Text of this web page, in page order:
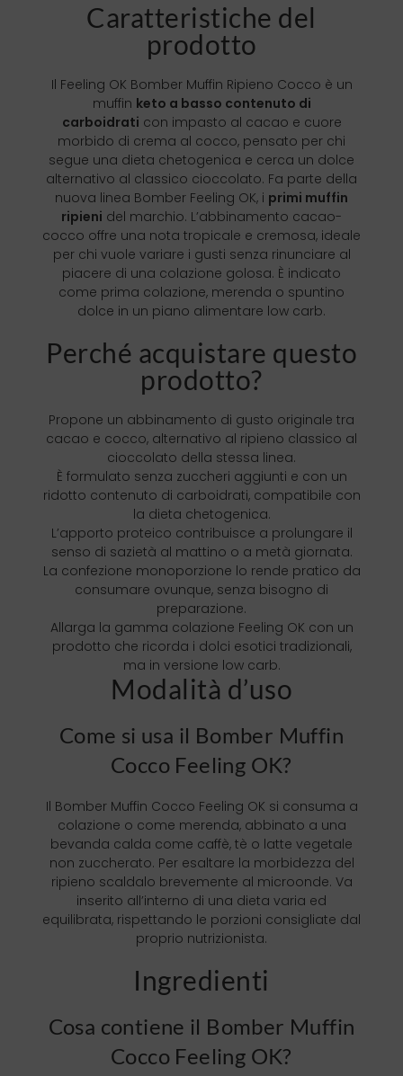
Caratteristiche del
prodotto
Il Feeling OK Bomber Muffin Ripieno Cocco è un
muffin keto a basso contenuto di
carboidrati con impasto al cacao e cuore
morbido di crema al cocco, pensato per chi
segue una dieta chetogenica e cerca un dolce
alternativo al classico cioccolato. Fa parte della
nuova linea Bomber Feeling OK, i primi muffin
ripieni del marchio. L’abbinamento cacao-
cocco offre una nota tropicale e cremosa, ideale
per chi vuole variare i gusti senza rinunciare al
piacere di una colazione golosa. È indicato
come prima colazione, merenda o spuntino
dolce in un piano alimentare low carb.
Perché acquistare questo
prodotto?
Propone un abbinamento di gusto originale tra
cacao e cocco, alternativo al ripieno classico al
cioccolato della stessa linea.
È formulato senza zuccheri aggiunti e con un
ridotto contenuto di carboidrati, compatibile con
la dieta chetogenica.
L’apporto proteico contribuisce a prolungare il
senso di sazietà al mattino o a metà giornata.
La confezione monoporzione lo rende pratico da
consumare ovunque, senza bisogno di
preparazione.
Allarga la gamma colazione Feeling OK con un
prodotto che ricorda i dolci esotici tradizionali,
ma in versione low carb.
Modalità d’uso
Come si usa il Bomber Muffin
Cocco Feeling OK?
Il Bomber Muffin Cocco Feeling OK si consuma a
colazione o come merenda, abbinato a una
bevanda calda come caffè, tè o latte vegetale
non zuccherato. Per esaltare la morbidezza del
ripieno scaldalo brevemente al microonde. Va
inserito all’interno di una dieta varia ed
equilibrata, rispettando le porzioni consigliate dal
proprio nutrizionista.
Ingredienti
Cosa contiene il Bomber Muffin
Cocco Feeling OK?